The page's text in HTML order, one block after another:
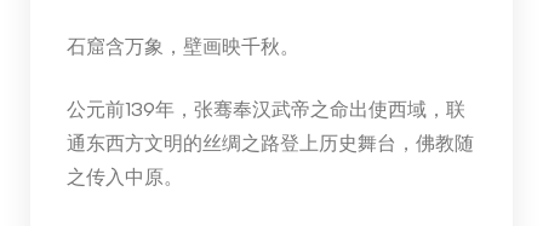
石窟含万象，壁画映千秋。
公元前139年，张骞奉汉武帝之命出使西域，联
通东西方文明的丝绸之路登上历史舞台，佛教随
之传入中原。